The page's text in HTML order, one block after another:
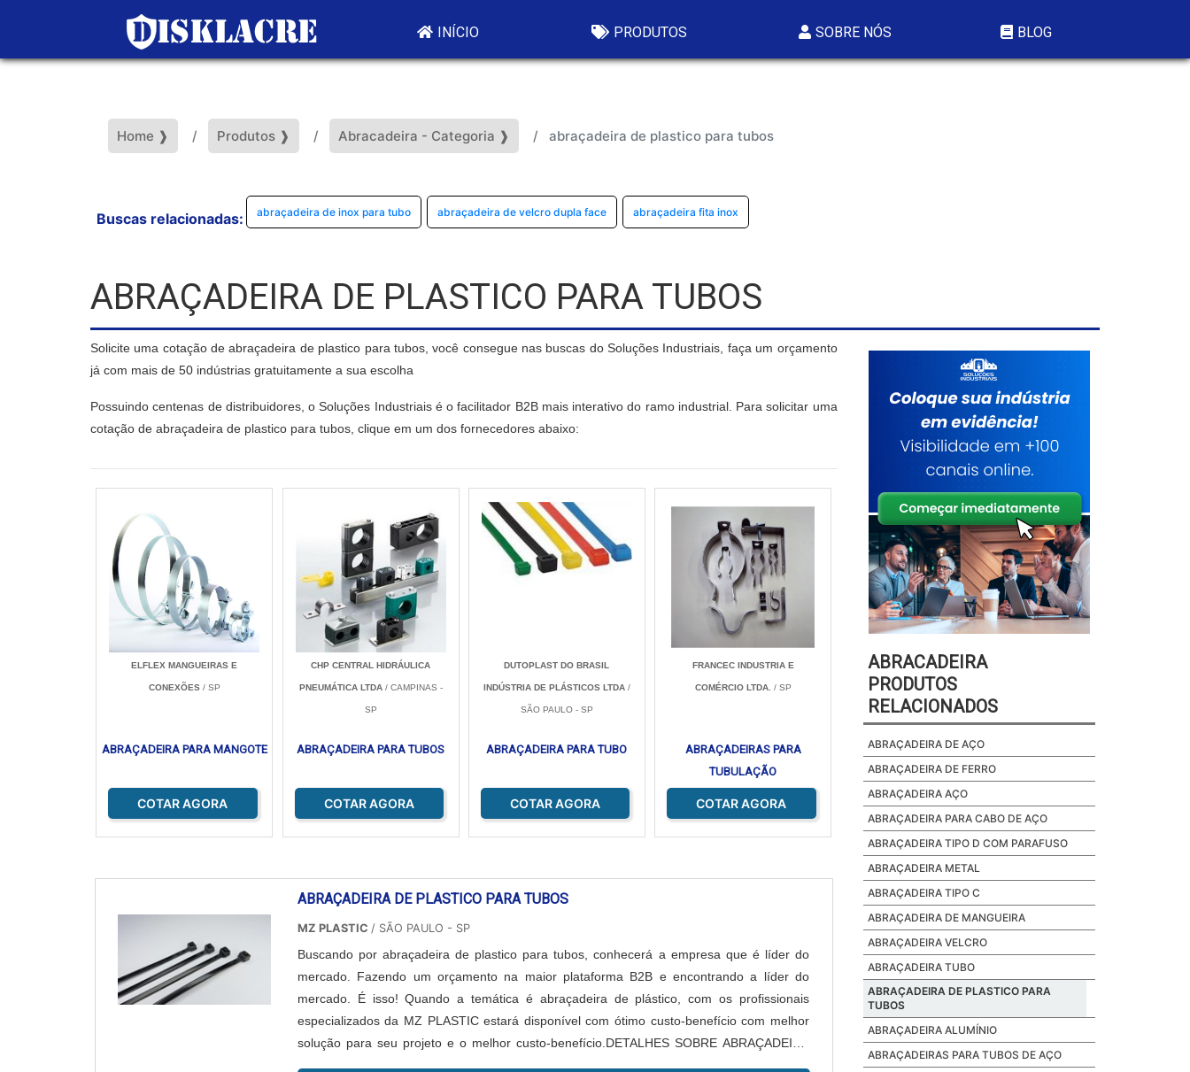
INÍCIO PRODUTOS SOBRE NÓS BLOG
Home ❱ Produtos ❱ Abracadeira - Categoria ❱ abraçadeira de plastico para tubos
Buscas relacionadas: abraçadeira de inox para tubo abraçadeira de velcro dupla face abraçadeira fita inox
ABRAÇADEIRA DE PLASTICO PARA TUBOS
Solicite uma cotação de abraçadeira de plastico para tubos, você consegue nas buscas do Soluções Industriais, faça um orçamento
já com mais de 50 indústrias gratuitamente a sua escolha
Possuindo centenas de distribuidores, o Soluções Industriais é o facilitador B2B mais interativo do ramo industrial. Para solicitar uma
cotação de abraçadeira de plastico para tubos, clique em um dos fornecedores abaixo:
ELFLEX MANGUEIRAS E
CONEXÕES/ SP
ABRAÇADEIRA PARA MANGOTE
COTAR AGORA
CHP CENTRAL HIDRÁULICA
PNEUMÁTICA LTDA/ CAMPINAS -
SP
ABRAÇADEIRA PARA TUBOS
COTAR AGORA
DUTOPLAST DO BRASIL
INDÚSTRIA DE PLÁSTICOS LTDA/
SÃO PAULO - SP
ABRAÇADEIRA PARA TUBO
COTAR AGORA
FRANCEC INDUSTRIA E
COMÉRCIO LTDA. / SP
ABRAÇADEIRAS PARA
TUBULAÇÃO
COTAR AGORA
ABRAÇADEIRA DE PLASTICO PARA TUBOS
MZ PLASTIC / SÃO PAULO - SP
Buscando por abraçadeira de plastico para tubos, conhecerá a empresa que é líder do
mercado. Fazendo um orçamento na maior plataforma B2B e encontrando a líder do
mercado. É isso! Quando a temática é abraçadeira de plástico, com os profissionais
especializados da MZ PLASTIC estará disponível com ótimo custo-benefício com melhor
solução para seu projeto e o melhor custo-benefício.DETALHES SOBRE ABRAÇADEIRA
ABRACADEIRA
PRODUTOS
RELACIONADOS
ABRAÇADEIRA DE AÇO
ABRAÇADEIRA DE FERRO
ABRAÇADEIRA AÇO
ABRAÇADEIRA PARA CABO DE AÇO
ABRAÇADEIRA TIPO D COM PARAFUSO
ABRAÇADEIRA METAL
ABRAÇADEIRA TIPO C
ABRAÇADEIRA DE MANGUEIRA
ABRAÇADEIRA VELCRO
ABRAÇADEIRA TUBO
ABRAÇADEIRA DE PLASTICO PARA
TUBOS
ABRAÇADEIRA ALUMÍNIO
ABRAÇADEIRAS PARA TUBOS DE AÇO